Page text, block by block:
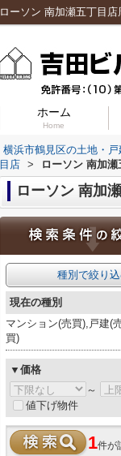
ホーム
Home
横浜市鶴見区の土地・
目店 > ローソン 南加
ローソン 南加
種別で絞り
現在の種別
マンション(売買),戸建(
買)
▼価格
～
値下げ物件
1件が